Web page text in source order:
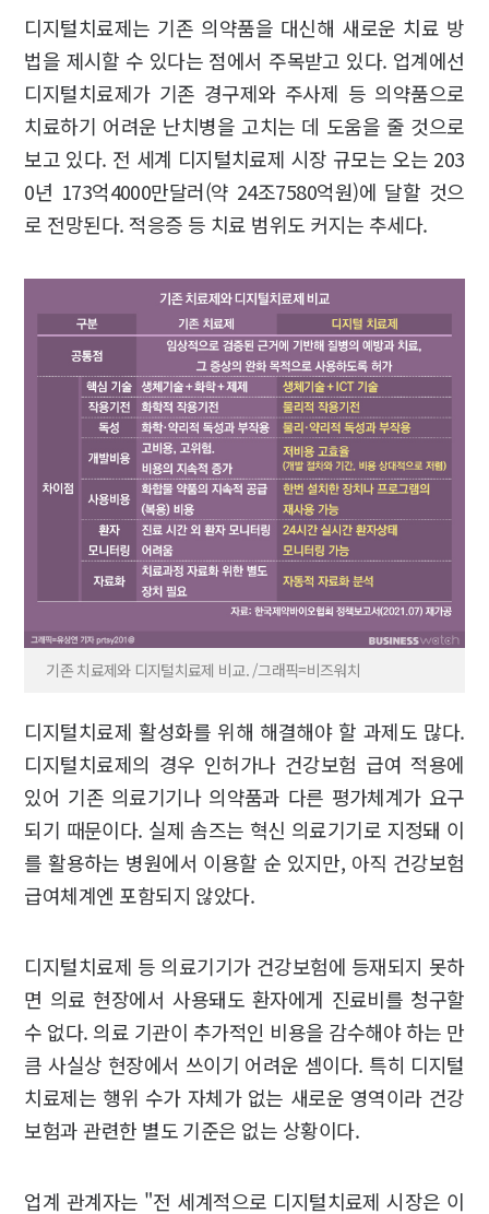
디지털치료제는 기존 의약품을 대신해 새로운 치료 방
법을 제시할 수 있다는 점에서 주목받고 있다. 업계에선
디지털치료제가 기존 경구제와 주사제 등 의약품으로
치료하기 어려운 난치병을 고치는 데 도움을 줄 것으로
보고 있다. 전 세계 디지털치료제 시장 규모는 오는 203
0년 173억4000만달러(약 24조7580억원)에 달할 것으
로 전망된다. 적응증 등 치료 범위도 커지는 추세다.
기존 치료제와 디지털치료제 비교. /그래픽=비즈워치
디지털치료제 활성화를 위해 해결해야 할 과제도 많다.
디지털치료제의 경우 인허가나 건강보험 급여 적용에
있어 기존 의료기기나 의약품과 다른 평가체계가 요구
되기 때문이다. 실제 솜즈는 혁신 의료기기로 지정돼 이
를 활용하는 병원에서 이용할 순 있지만, 아직 건강보험
급여체계엔 포함되지 않았다.
디지털치료제 등 의료기기가 건강보험에 등재되지 못하
면 의료 현장에서 사용돼도 환자에게 진료비를 청구할
수 없다. 의료 기관이 추가적인 비용을 감수해야 하는 만
큼 사실상 현장에서 쓰이기 어려운 셈이다. 특히 디지털
치료제는 행위 수가 자체가 없는 새로운 영역이라 건강
보험과 관련한 별도 기준은 없는 상황이다.
업계 관계자는 "전 세계적으로 디지털치료제 시장은 이